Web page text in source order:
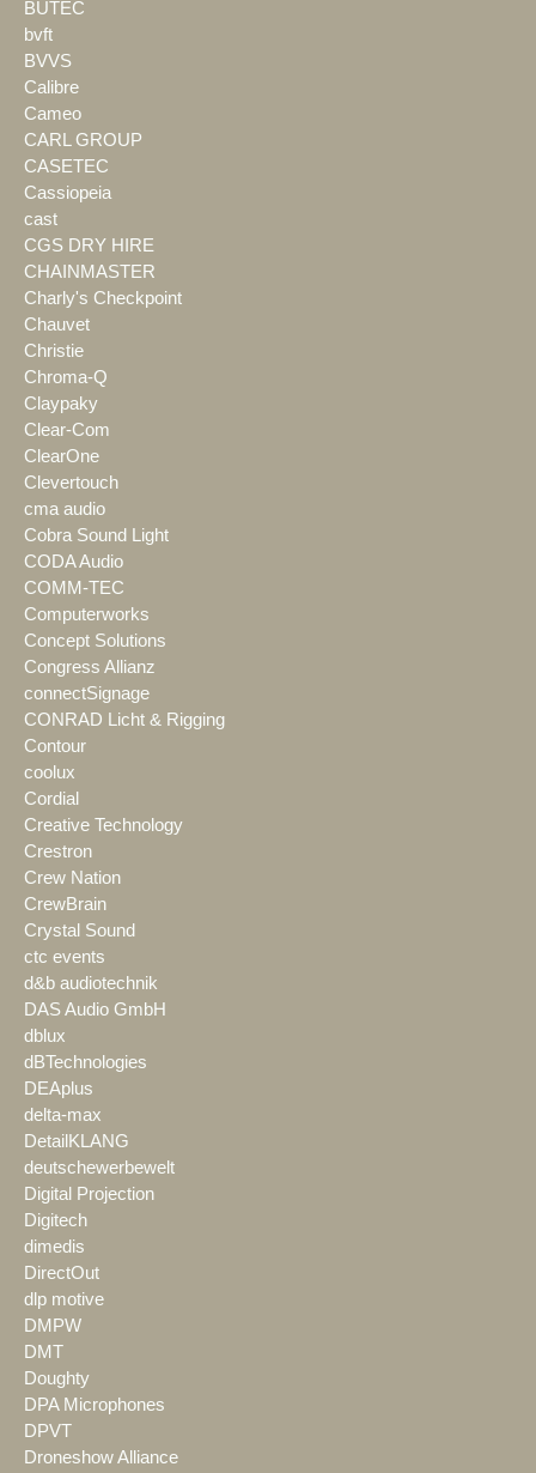
BÜTEC
bvft
BVVS
Calibre
Cameo
CARL GROUP
CASETEC
Cassiopeia
cast
CGS DRY HIRE
CHAINMASTER
Charly's Checkpoint
Chauvet
Christie
Chroma-Q
Claypaky
Clear-Com
ClearOne
Clevertouch
cma audio
Cobra Sound Light
CODA Audio
COMM-TEC
Computerworks
Concept Solutions
Congress Allianz
connectSignage
CONRAD Licht & Rigging
Contour
coolux
Cordial
Creative Technology
Crestron
Crew Nation
CrewBrain
Crystal Sound
ctc events
d&b audiotechnik
DAS Audio GmbH
dblux
dBTechnologies
DEAplus
delta-max
DetailKLANG
deutschewerbewelt
Digital Projection
Digitech
dimedis
DirectOut
dlp motive
DMPW
DMT
Doughty
DPA Microphones
DPVT
Droneshow Alliance